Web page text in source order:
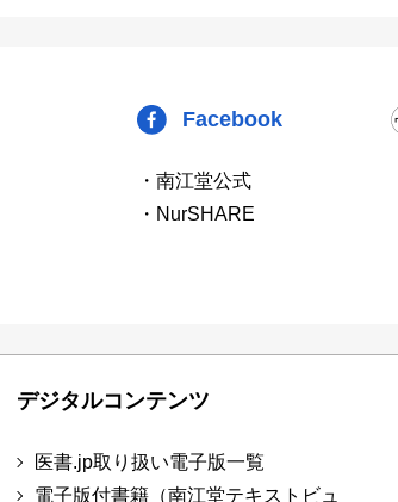
Facebook
・南江堂公式
・NurSHARE
デジタルコンテンツ
医書.jp取り扱い電子版一覧
電子版付書籍（南江堂テキストビュ